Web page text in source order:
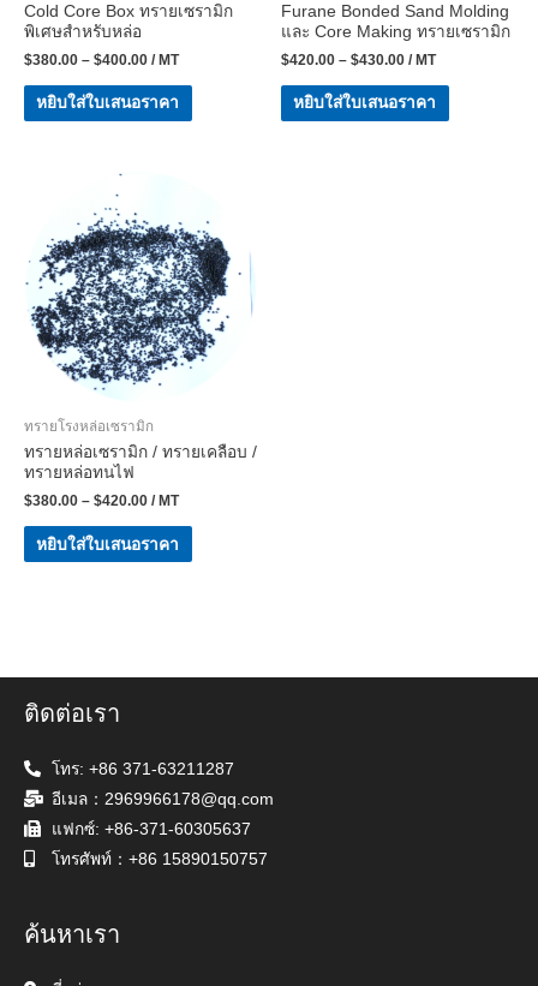
Cold Core Box ทรายเซรามิก
พิเศษสำหรับหล่อ
$380.00 – $400.00 / MT
หยิบใส่ใบเสนอราคา
Furane Bonded Sand Molding
และ Core Making ทรายเซรามิก
$420.00 – $430.00 / MT
หยิบใส่ใบเสนอราคา
ทรายโรงหล่อเซรามิก
ทรายหล่อเซรามิก / ทรายเคลือบ /
ทรายหล่อทนไฟ
$380.00 – $420.00 / MT
หยิบใส่ใบเสนอราคา
ติดต่อเรา
โทร: +86 371-63211287
อีเมล：2969966178@qq.com
แฟกซ์: +86-371-60305637
โทรศัพท์：+86 15890150757
ค้นหาเรา